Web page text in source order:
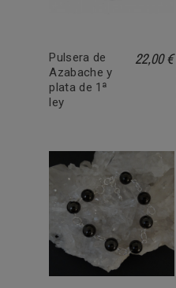
Pulsera de
Azabache y
plata de 1ª
ley
22,00 €